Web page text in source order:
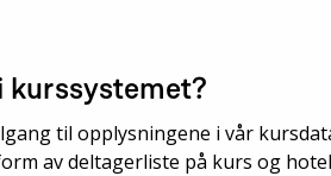
kurssystemet?
til opplysningene i vår
av deltagerliste på kurs og